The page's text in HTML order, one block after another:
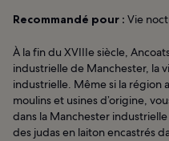
Recommandé pour : Vie
À la fin du XVIIIe siècle,
industrielle de Manchester, la
industrielle. Même si la région
moulins et usines d’origine,
dans la Manchester
des judas en laiton encastrés